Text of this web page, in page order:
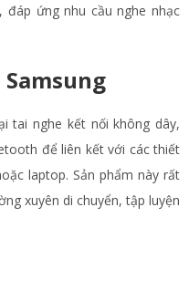
đáp ứng nhu cầu nghe nhạc
tai nghe kết nối không dây,
để liên kết với các thiết
laptop. Sản phẩm này rất
xuyên di chuyển, tập luyện